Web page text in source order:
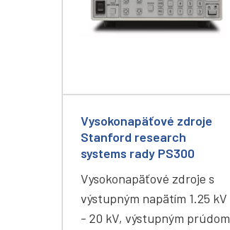
Vysokonapäťové zdroje
Stanford research
systems rady PS300
Vysokonapäťové zdroje s
výstupným napätím 1.25 kV
- 20 kV, výstupným prúdom